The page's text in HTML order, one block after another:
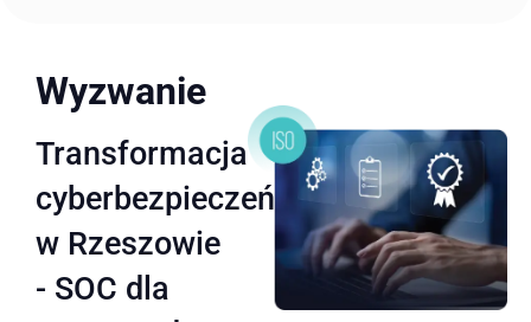
Wyzwanie
Transformacja
cyberbezpieczeństwa
w Rzeszowie
- SOC dla